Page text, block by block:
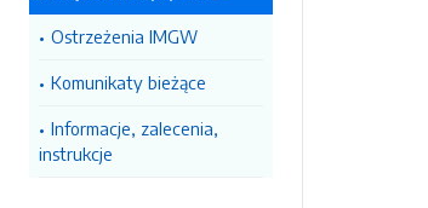
Ostrzeżenia IMGW
Komunikaty bieżące
Informacje, zalecenia,
instrukcje